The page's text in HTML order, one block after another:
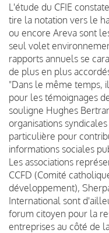
L'étude du CFIE
tire la notation vers le
ou encore Areva sont
seul volet
rapports annuels se
de plus en plus
"Dans le même temps,
pour les témoignages
souligne Hughes
organisations
particulière pour
informations sociales
Les associations
CCFD (Comité
développement),
International sont
forum citoyen pour la
entreprises au côté de